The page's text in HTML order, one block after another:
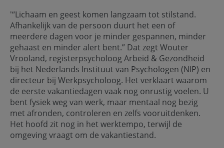
'“Lichaam en geest komen langzaam tot stilstand.
Afhankelijk van de persoon duurt het een of
meerdere dagen voor je minder gespannen, minder
gehaast en minder alert bent.” Dat zegt Wouter
Vrooland, registerpsycholoog Arbeid & Gezondheid
bij het Nederlands Instituut van Psychologen (NIP) en
directeur bij Werkpsycholoog. Het verklaart waarom
de eerste vakantiedagen vaak nog onrustig voelen. U
bent fysiek weg van werk, maar mentaal nog bezig
met afronden, controleren en zelfs vooruitdenken.
Het hoofd zit nog in het werktempo, terwijl de
omgeving vraagt om de vakantiestand.